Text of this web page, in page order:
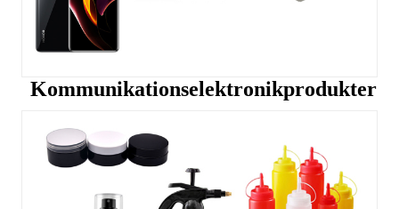
Kommunikationselektronikprodukter